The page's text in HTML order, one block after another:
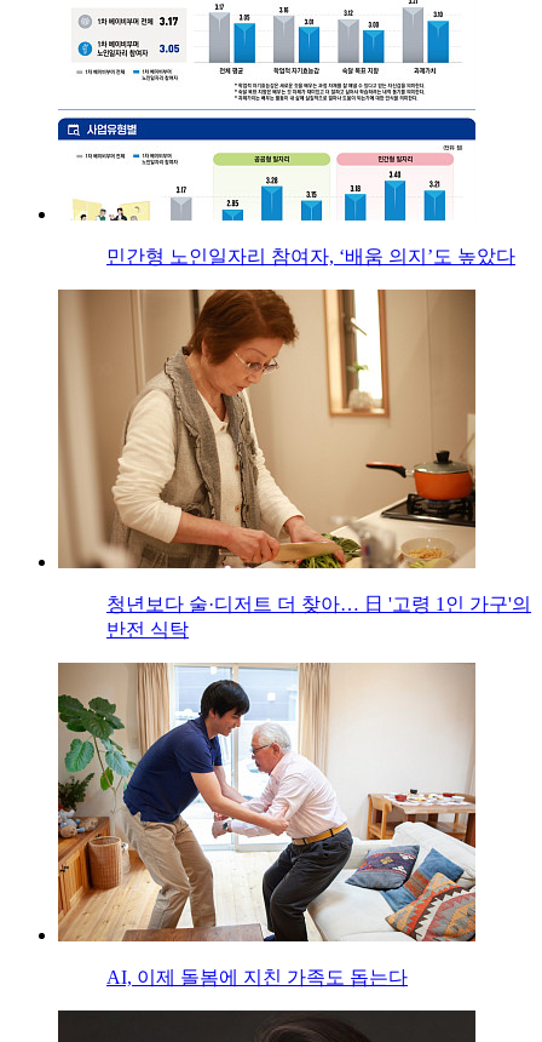
민간형 노인일자리 참여자, ‘배움 의지’도 높았다
청년보다 술·디저트 더 찾아… 日 '고령 1인 가구'의
반전 식탁
AI, 이제 돌봄에 지친 가족도 돕는다